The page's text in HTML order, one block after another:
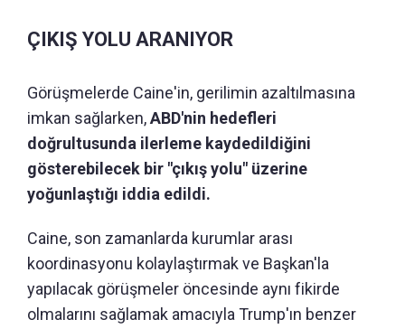
ÇIKIŞ YOLU ARANIYOR
Görüşmelerde Caine'in, gerilimin azaltılmasına
imkan sağlarken,ABD'nin hedefleri
doğrultusunda ilerleme kaydedildiğini
gösterebilecek bir "çıkış yolu" üzerine
yoğunlaştığı iddia edildi.
Caine, son zamanlarda kurumlar arası
koordinasyonu kolaylaştırmak ve Başkan'la
yapılacak görüşmeler öncesinde aynı fikirde
olmalarını sağlamak amacıyla Trump'ın benzer